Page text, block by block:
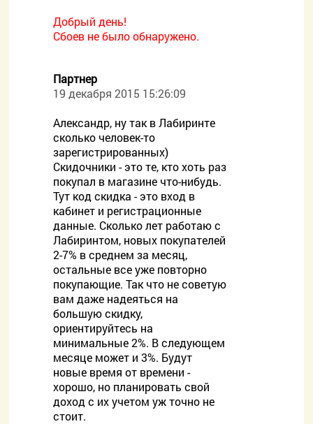
Добрый день!
Сбоев не было обнаружено.
Партнер
19 декабря 2015 15:26:09
Александр, ну так в Лабиринте
сколько человек-то
зарегистрированных)
Скидочники - это те, кто хоть раз
покупал в магазине что-нибудь.
Тут код скидка - это вход в
кабинет и регистрационные
данные. Сколько лет работаю с
Лабиринтом, новых покупателей
2-7% в среднем за месяц,
остальные все уже повторно
покупающие. Так что не советую
вам даже надеяться на
большую скидку,
ориентируйтесь на
минимальные 2%. В следующем
месяце может и 3%. Будут
новые время от времени -
хорошо, но планировать свой
доход с их учетом уж точно не
стоит.